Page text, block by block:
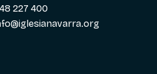
227 400